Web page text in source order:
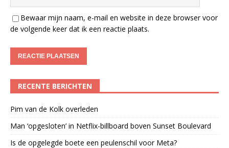
Bewaar mijn naam, e-mail en website in deze browser voor
de volgende keer dat ik een reactie plaats.
RECENTE BERICHTEN
Pim van de Kolk overleden
Man ‘opgesloten’ in Netflix-billboard boven Sunset Boulevard
Is de opgelegde boete een peulenschil voor Meta?